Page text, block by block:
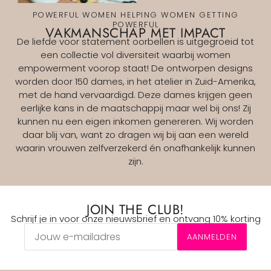
POWERFUL WOMEN HELPING WOMEN GETTING
POWERFUL
VAKMANSCHAP MET IMPACT
De liefde voor statement oorbellen is uitgegroeid tot
een collectie vol diversiteit waarbij women
empowerment voorop staat! De ontworpen designs
worden door 150 dames, in het atelier in Zuid-Amerika,
met de hand vervaardigd. Deze dames krijgen geen
eerlijke kans in de maatschappij maar wel bij ons! Zij
kunnen nu een eigen inkomen genereren. Wij worden
daar blij van, want zo dragen wij bij aan een wereld
waarin vrouwen zelfverzekerd én onafhankelijk kunnen
zijn.
JOIN THE CLUB!
Schrijf je in voor onze nieuwsbrief en ontvang 10% korting
AANMELDEN